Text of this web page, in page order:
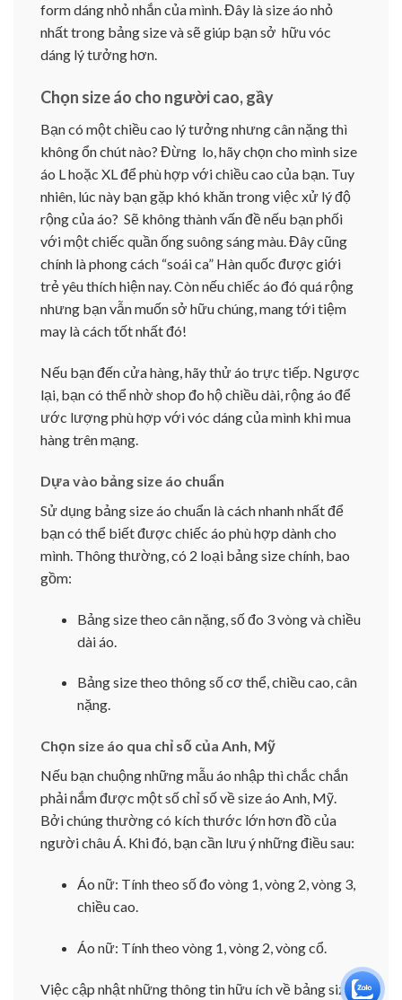
form dáng nhỏ nhắn của mình. Đây là size áo nhỏ
nhất trong bảng size và sẽ giúp bạn sở hữu vóc
dáng lý tưởng hơn.
Chọn size áo cho người cao, gầy
Bạn có một chiều cao lý tưởng nhưng cân nặng thì
không ổn chút nào? Đừng lo, hãy chọn cho mình size
áo L hoặc XL để phù hợp với chiều cao của bạn. Tuy
nhiên, lúc này bạn gặp khó khăn trong việc xử lý độ
rộng của áo? Sẽ không thành vấn đề nếu bạn phối
với một chiếc quần ống suông sáng màu. Đây cũng
chính là phong cách “soái ca” Hàn quốc được giới
trẻ yêu thích hiện nay. Còn nếu chiếc áo đó quá rộng
nhưng bạn vẫn muốn sở hữu chúng, mang tới tiệm
may là cách tốt nhất đó!
Nếu bạn đến cửa hàng, hãy thử áo trực tiếp. Ngược
lại, bạn có thể nhờ shop đo hộ chiều dài, rộng áo để
ước lượng phù hợp với vóc dáng của mình khi mua
hàng trên mạng.
Dựa vào bảng size áo chuẩn
Sử dụng bảng size áo chuẩn là cách nhanh nhất để
bạn có thể biết được chiếc áo phù hợp dành cho
mình. Thông thường, có 2 loại bảng size chính, bao
gồm:
Bảng size theo cân nặng, số đo 3 vòng và chiều
dài áo.
Bảng size theo thông số cơ thể, chiều cao, cân
nặng.
Chọn size áo qua chỉ số của Anh, Mỹ
Nếu bạn chuộng những mẫu áo nhập thì chắc chắn
phải nắm được một số chỉ số về size áo Anh, Mỹ.
Bởi chúng thường có kích thước lớn hơn đồ của
người châu Á. Khi đó, bạn cần lưu ý những điều sau:
Áo nữ: Tính theo số đo vòng 1, vòng 2, vòng 3,
chiều cao.
Áo nữ: Tính theo vòng 1, vòng 2, vòng cổ.
Việc cập nhật những thông tin hữu ích về bảng size